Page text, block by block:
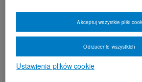
Ustawienia plików cookie
Odrzucenie wszystkich
Akceptuj wszystkie pliki